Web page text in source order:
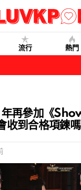
流行 熱門
年再參加《
到合格項鍊嗎